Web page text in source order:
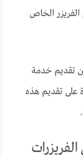
الخاص
تقديم خدمة
على تقديم هذه